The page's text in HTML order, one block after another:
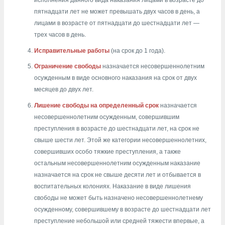
пятнадцати лет не может превышать двух часов в день, а
лицами в возрасте от пятнадцати до шестнадцати лет —
трех часов в день.
Исправительные работы (на срок до 1 года).
Ограничение свободы назначается несовершеннолетним
осужденным в виде основного наказания на срок от двух
месяцев до двух лет.
Лишение свободы на определенный срок назначается
несовершеннолетним осужденным, совершившим
преступления в возрасте до шестнадцати лет, на срок не
свыше шести лет. Этой же категории несовершеннолетних,
совершивших особо тяжкие преступления, а также
остальным несовершеннолетним осужденным наказание
назначается на срок не свыше десяти лет и отбывается в
воспитательных колониях. Наказание в виде лишения
свободы не может быть назначено несовершеннолетнему
осужденному, совершившему в возрасте до шестнадцати лет
преступление небольшой или средней тяжести впервые, а